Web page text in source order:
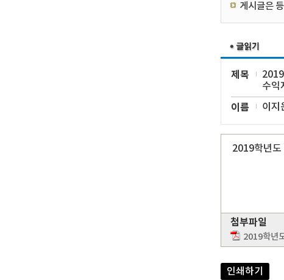
게시글은
제목
수익
이름 이지
2019학년도
첨부파일
2019학년
인쇄하기